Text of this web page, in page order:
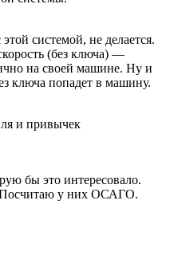
системой, не делается.
(без ключа) —
на своей машине. Ну и
ключа попадет в машину.
и привычек
бы это интересовало.
Посчитаю у них ОСАГО.